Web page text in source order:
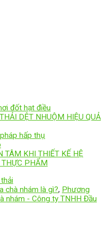
đốt hạt điều
DỆT NHUỘM HIỆU QUẢ
hấp thụ
TÂM KHI THIẾT KẾ HỆ
THỰC PHẨM
chà nhám là gì?, Phương
nhám - Công ty TNHH Đầu